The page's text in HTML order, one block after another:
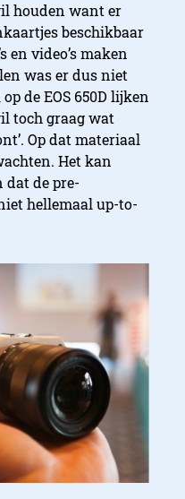
houden want er
beschikbaar
en video’s maken
was er dus niet
de EOS 650D lijken
toch graag wat
Op dat materiaal
Het kan
de pre-
hellemaal up-to-